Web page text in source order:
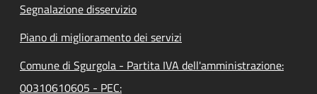
Segnalazione disservizio
Piano di miglioramento dei servizi
Comune di Sgurgola - Partita IVA dell'amministrazione:
00310610605 - PEC: